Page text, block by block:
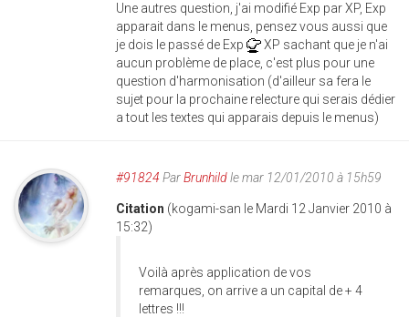
Une autres question, j'ai modifié Exp par XP, Exp
apparait dans le menus, pensez vous aussi que
je dois le passé de Exp
XP sachant que je n'ai
aucun problème de place, c'est plus pour une
question d'harmonisation (d'ailleur sa fera le
sujet pour la prochaine relecture qui serais dédier
a tout les textes qui apparais depuis le menus)
#91824 ParBrunhildle mar 12/01/2010 à 15h59
Citation (kogami-san le Mardi 12 Janvier 2010 à
15:32)
Voilà après application de vos
remarques, on arrive a un capital de + 4
lettres !!!